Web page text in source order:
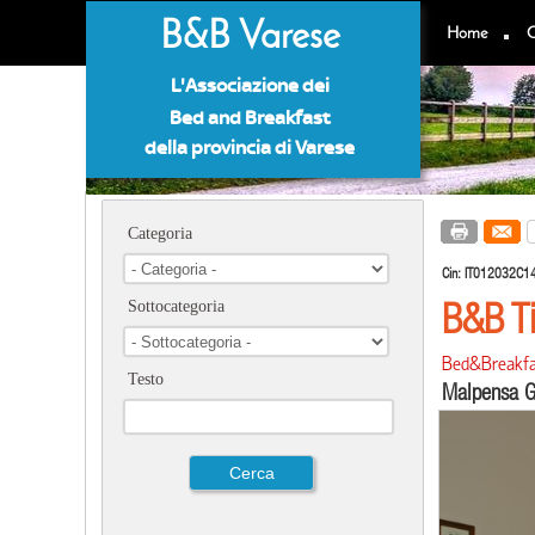
Categoria
Sottocategoria
Testo
Home
B&B Varese
L'Associazione dei
Bed and Breakfast
della provincia di Varese
Cin:
B&B
Malpensa